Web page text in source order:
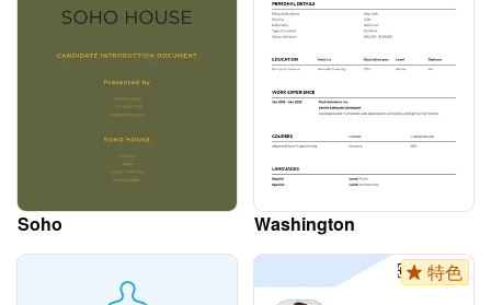
Soho Washington
特色